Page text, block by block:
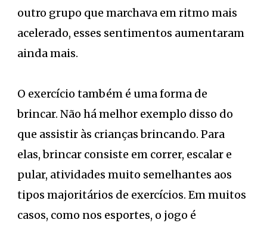
outro grupo que marchava em ritmo mais
acelerado, esses sentimentos aumentaram
ainda mais.
O exercício também é uma forma de
brincar. Não há melhor exemplo disso do
que assistir às crianças brincando. Para
elas, brincar consiste em correr, escalar e
pular, atividades muito semelhantes aos
tipos majoritários de exercícios. Em muitos
casos, como nos esportes, o jogo é